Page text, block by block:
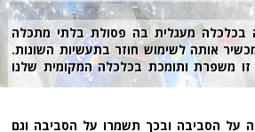
בכלכלה מעגלית בה פסולת בלתי מתכלה
אותה לשימוש חוזר בתעשיות השונות.
זו משפרת ותומכת בכלכלה המקומית שלנו
על הסביבה ובכך תשמרו על הסביבה וגם